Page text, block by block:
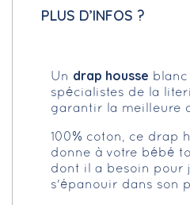
PLUS D’INFOS ?
Un drap housse
spécialistes de la
garantir la meilleure
100% coton, ce drap
donne à votre bébé
dont il a besoin pour
s'épanouir dans son